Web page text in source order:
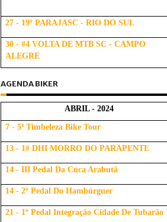
27 - 19º PARAJASC - RIO DO SUL
30 - #4 VOLTA DE MTB SC - CAMPO
ALEGRE
AGENDA BIKER
ABRIL - 2024
7 - 5ª Timbeleza Bike Tour
13 - 1# DHI MORRO DO PARAPENTE
14 - III Pedal Da Cuca Arabutã
14 - 2º Pedal Do Hambúrguer
21 - 1º Pedal Integração Cidade De Tubarão